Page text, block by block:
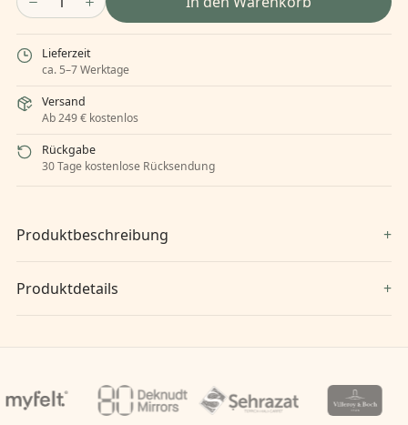
Lieferzeit
ca. 5–7 Werktage
Versand
Ab 249 € kostenlos
Rückgabe
30 Tage kostenlose Rücksendung
Produktbeschreibung
Produktdetails